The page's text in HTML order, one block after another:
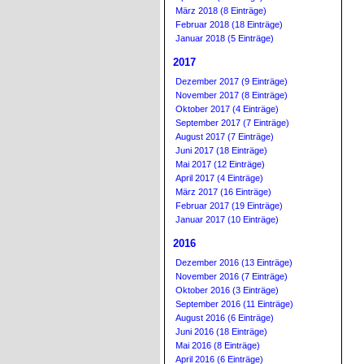
März 2018 (8 Einträge)
Februar 2018 (18 Einträge)
Januar 2018 (5 Einträge)
2017
Dezember 2017 (9 Einträge)
November 2017 (8 Einträge)
Oktober 2017 (4 Einträge)
September 2017 (7 Einträge)
August 2017 (7 Einträge)
Juni 2017 (18 Einträge)
Mai 2017 (12 Einträge)
April 2017 (4 Einträge)
März 2017 (16 Einträge)
Februar 2017 (19 Einträge)
Januar 2017 (10 Einträge)
2016
Dezember 2016 (13 Einträge)
November 2016 (7 Einträge)
Oktober 2016 (3 Einträge)
September 2016 (11 Einträge)
August 2016 (6 Einträge)
Juni 2016 (18 Einträge)
Mai 2016 (8 Einträge)
April 2016 (6 Einträge)